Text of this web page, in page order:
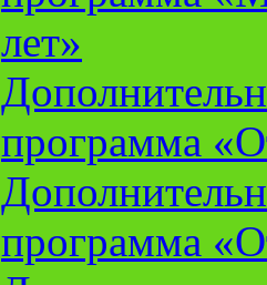
лет»
программа
программа